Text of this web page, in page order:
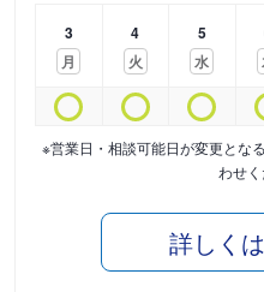
3
月
4
火
5
水
※営業日・相談可能日が変更とな
わせく
詳しく